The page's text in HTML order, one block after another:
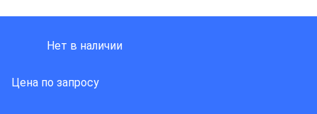
Нет в наличии
Цена по запросу